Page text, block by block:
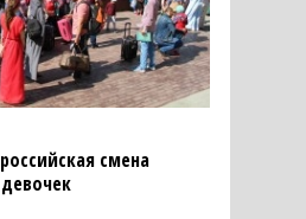
смена